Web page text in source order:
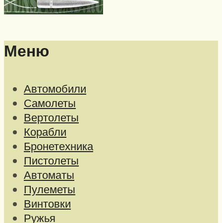
Меню
Автомобили
Самолеты
Вертолеты
Корабли
Бронетехника
Пистолеты
Автоматы
Пулеметы
Винтовки
Ружья